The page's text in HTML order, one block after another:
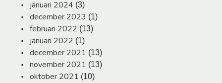
januari 2024 (3)
december 2023 (1)
februari 2022 (13)
januari 2022 (1)
december 2021 (13)
november 2021 (13)
oktober 2021 (10)